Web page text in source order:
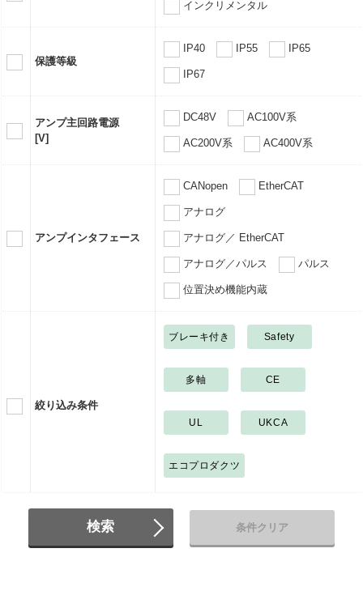
インクリメンタル
保護等級
IP40 IP55 IP65
IP67
アンプ主回路電源
[V]
DC48V AC100V系
AC200V系 AC400V系
アンプインタフェース
CANopen EtherCAT
アナログ
アナログ／ EtherCAT
アナログ／パルス パルス
位置決め機能内蔵
絞り込み条件
ブレーキ付き Safety
多軸 CE
UL UKCA
エコプロダクツ
検索 条件クリア